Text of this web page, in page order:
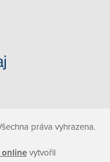
práva vyhrazena.
onlinevytvořil